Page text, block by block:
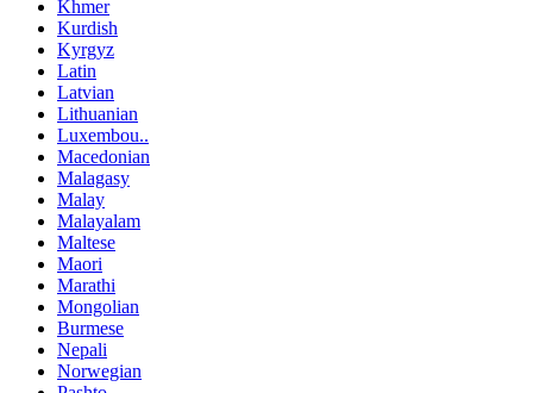
Khmer
Kurdish
Kyrgyz
Latin
Latvian
Lithuanian
Luxembou..
Macedonian
Malagasy
Malay
Malayalam
Maltese
Maori
Marathi
Mongolian
Burmese
Nepali
Norwegian